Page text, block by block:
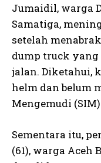
Jumaidil, warga
Samatiga,
setelah
dump truck
jalan. Diketahui,
helm dan belum
Mengemudi
Sementara itu,
(61), warga Aceh